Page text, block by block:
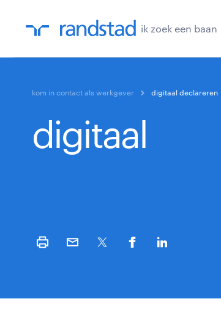
ik zoek een baan
kom in contact als werkgever digitaal declareren
digitaal